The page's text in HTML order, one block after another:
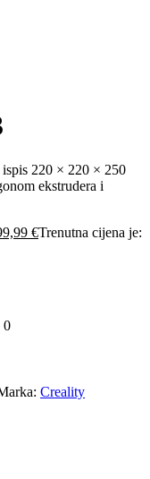
220 × 220 × 250
ekstrudera i
€Trenutna cijena je:
0
Creality